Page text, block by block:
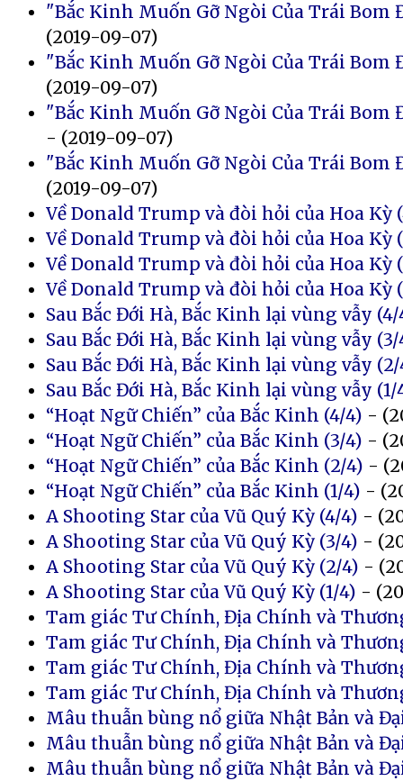
"Bắc Kinh Muốn Gỡ Ngòi Của Trái Bom
(2019-09-07)
"Bắc Kinh Muốn Gỡ Ngòi Của Trái Bom
(2019-09-07)
"Bắc Kinh Muốn Gỡ Ngòi Của Trái Bom
- (2019-09-07)
"Bắc Kinh Muốn Gỡ Ngòi Của Trái Bom
(2019-09-07)
Về Donald Trump và đòi hỏi của Hoa Kỳ
Về Donald Trump và đòi hỏi của Hoa Kỳ
Về Donald Trump và đòi hỏi của Hoa Kỳ
Về Donald Trump và đòi hỏi của Hoa Kỳ
Sau Bắc Đới Hà, Bắc Kinh lại vùng vẫy (4/
Sau Bắc Đới Hà, Bắc Kinh lại vùng vẫy (3/
Sau Bắc Đới Hà, Bắc Kinh lại vùng vẫy
Sau Bắc Đới Hà, Bắc Kinh lại vùng vẫy (1/
“Hoạt Ngữ Chiến” của Bắc Kinh (4/4) -
“Hoạt Ngữ Chiến” của Bắc Kinh (3/4) -
“Hoạt Ngữ Chiến” của Bắc Kinh (2/4) -
“Hoạt Ngữ Chiến” của Bắc Kinh (1/4) -
A Shooting Star của Vũ Quý Kỳ (4/4) -
A Shooting Star của Vũ Quý Kỳ (3/4) -
A Shooting Star của Vũ Quý Kỳ (2/4) -
A Shooting Star của Vũ Quý Kỳ (1/4) -
Tam giác Tư Chính, Địa Chính và
Tam giác Tư Chính, Địa Chính và
Tam giác Tư Chính, Địa Chính và
Tam giác Tư Chính, Địa Chính và
Mâu thuẫn bùng nổ giữa Nhật Bản và
Mâu thuẫn bùng nổ giữa Nhật Bản và
Mâu thuẫn bùng nổ giữa Nhật Bản và